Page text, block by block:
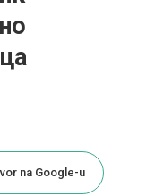
na Google-u